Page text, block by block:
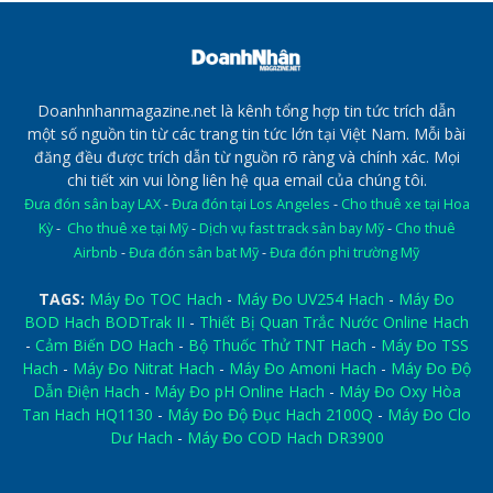
Doanhnhanmagazine.net là kênh tổng hợp tin tức trích dẫn
một số nguồn tin từ các trang tin tức lớn tại Việt Nam. Mỗi bài
đăng đều được trích dẫn từ nguồn rõ ràng và chính xác. Mọi
chi tiết xin vui lòng liên hệ qua email của chúng tôi.
Đưa đón sân bay LAX-Đưa đón tại Los Angeles - Cho thuê xe tại Hoa
Kỳ- Cho thuê xe tại Mỹ- Dịch vụ fast track sân bay Mỹ- Cho thuê
Airbnb -Đưa đón sân bat Mỹ-Đưa đón phi trường Mỹ
TAGS: Máy Đo TOC Hach - Máy Đo UV254 Hach - Máy Đo
BOD Hach BODTrak II - Thiết Bị Quan Trắc Nước Online Hach
- Cảm Biến DO Hach - Bộ Thuốc Thử TNT Hach - Máy Đo TSS
Hach - Máy Đo Nitrat Hach - Máy Đo Amoni Hach - Máy Đo Độ
Dẫn Điện Hach - Máy Đo pH Online Hach - Máy Đo Oxy Hòa
Tan Hach HQ1130 - Máy Đo Độ Đục Hach 2100Q - Máy Đo Clo
Dư Hach - Máy Đo COD Hach DR3900